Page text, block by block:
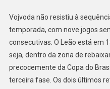
Vojvoda não resistiu à
temporada, com nove jogos
consecutivas. O Leão está em
seja, dentro da zona de
precocemente da Copa do
terceira fase. Os dois últimos